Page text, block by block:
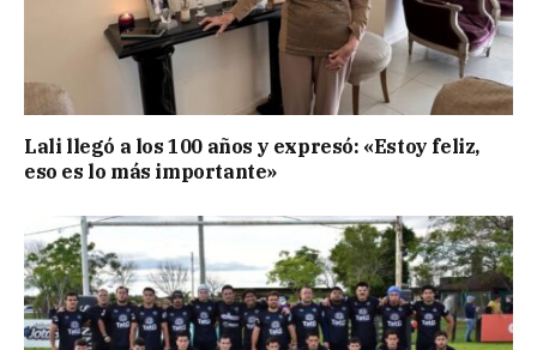
Lali llegó a los 100 años y expresó: «Estoy feliz,
eso es lo más importante»